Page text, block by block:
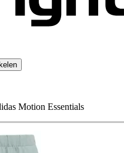
Motion Essentials